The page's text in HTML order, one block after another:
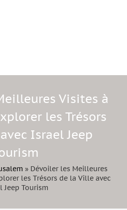
Visites à
les Trésors
Israel Jeep
» Dévoiler les Meilleures
les Trésors de la Ville avec
Jeep Tourism